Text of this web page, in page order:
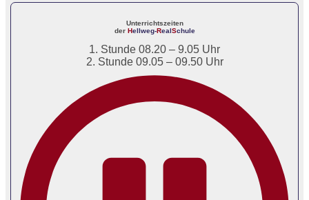
Unterrichtszeiten
der Hellweg-RealSchule
1. Stunde 08.20 – 9.05 Uhr
2. Stunde 09.05 – 09.50 Uhr